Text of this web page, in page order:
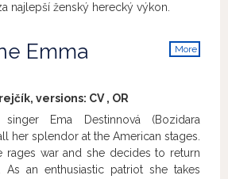
najlepší ženský herecký výkon.
More
Emma
versions: CV, OR
Ema Destinnová (Bozidara
her splendor at the American stages.
rages war and she decides to return
As an enthusiastic patriot she takes